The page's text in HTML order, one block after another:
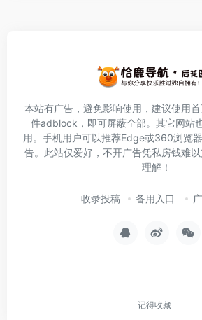
本站有广告，避免影响使用，建议使用
件adblock ，即可屏蔽全部。其它网站
用。手机用户可以推荐Edge或360浏览
告。此站仅爱好，不开广告凭私房钱难
理解！
收录投稿 备用入口
记得收藏